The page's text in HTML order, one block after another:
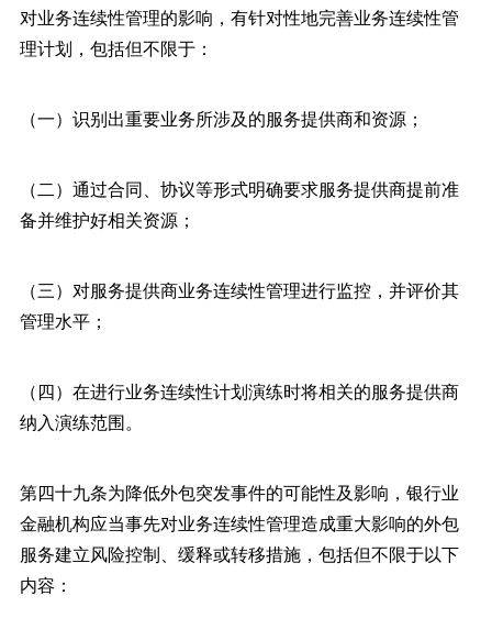
对业务连续性管理的影响，有针对性地完善业务连续性管
理计划，包括但不限于：
（一）识别出重要业务所涉及的服务提供商和资源；
（二）通过合同、协议等形式明确要求服务提供商提前准
备并维护好相关资源；
（三）对服务提供商业务连续性管理进行监控，并评价其
管理水平；
（四）在进行业务连续性计划演练时将相关的服务提供商
纳入演练范围。
第四十九条为降低外包突发事件的可能性及影响，银行业
金融机构应当事先对业务连续性管理造成重大影响的外包
服务建立风险控制、缓释或转移措施，包括但不限于以下
内容：